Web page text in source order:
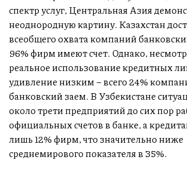
спектр услуг, Центральная Азия
неоднородную картину. Казахстан
всеобщего охвата компаний
96% фирм имеют счет. Однако,
реальное использование кредитных
удивление низким – всего 24%
банковский заем. В Узбекистане
около трети предприятий до сих пор
официальных счетов в банке, а
лишь 12% фирм, что значительно ниже
среднемирового показателя в 35%.